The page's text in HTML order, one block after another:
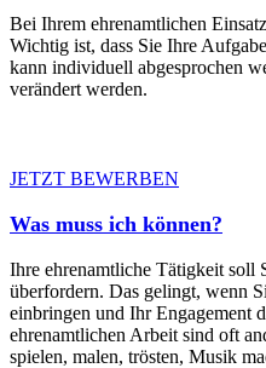
Bei Ihrem ehrenamtlichen
Wichtig ist, dass Sie Ihre
kann individuell abgesprochen
verändert werden.
JETZT BEWERBEN
Was muss ich können?
Ihre ehrenamtliche Tätigkeit soll
überfordern. Das gelingt, wenn
einbringen und Ihr Engagement
ehrenamtlichen Arbeit sind oft
spielen, malen, trösten, Musik